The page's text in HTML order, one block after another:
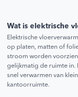
Wat is elektrische
Elektrische
op platen, matten of
stroom worden
gelijkmatig de ruimte in.
snel verwarmen van
kantoorruimte.